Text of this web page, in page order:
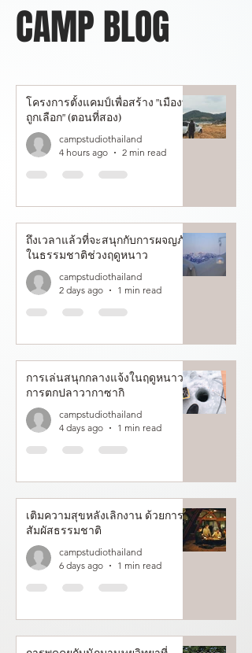
CAMP BLOG
โครงการตั้งแคมป์เพื่อสร้าง "เมืองที่
ถูกเลือก" (ตอนที่สอง)
campstudiothailand
4 hours ago
2 min read
ถึงเวลาแล้วที่จะสนุกกับการผจญภัย
ในธรรมชาติช่วงฤดูหนาว
campstudiothailand
2 days ago
1 min read
การเล่นสนุกกลางแจ้งในฤดูหนาว :
การตกปลาวากาซากิ
campstudiothailand
4 days ago
1 min read
เติมความสุขหลังเลิกงาน ด้วยการ
สัมผัสธรรมชาติ
campstudiothailand
6 days ago
1 min read